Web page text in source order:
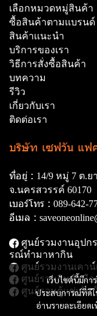
เว็บไซต์นี้มีกา
ประสบการณ์ที่ดีใ
อ่านรายละเอียด
เลือกหมวดหมู่สินค้า
ซื้อสินค้าตามเเบรนด์
สินค้าเเนะนำ
บริการของเรา
วิธีการสั่งซื้อสินค้า
บทความ
รีวิว
เกี่ยวกับเรา
ติดต่อเรา
บริษัท เซฟวัน แฟ
ที่อยู่ : 14/9 หมู่ 7 ต.
จ.นครสวรรค์ 60170
เบอร์โทร : 089-642-
อีเมล :
ศูนย์รวมงานอุปก
รณ์ทํามาหากิน
ศูนย์รวมงานเคาน์
ศูนย์รวมสินค้ามือ
ศูนย์รวมตู้แช่เค้ก